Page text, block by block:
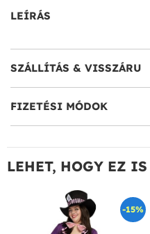
LEÍRÁS
SZÁLLÍTÁS & VISSZÁRU
FIZETÉSI MÓDOK
LEHET, HOGY EZ
-15%